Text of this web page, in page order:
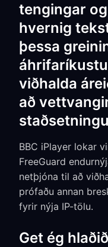
tengingar
hvernig
þessa
viðhalda
að
BBC iPlayer lokar
FreeGuard
netþjóna til að
prófaðu annan
fyrir nýja IP-tölu.
Get ég